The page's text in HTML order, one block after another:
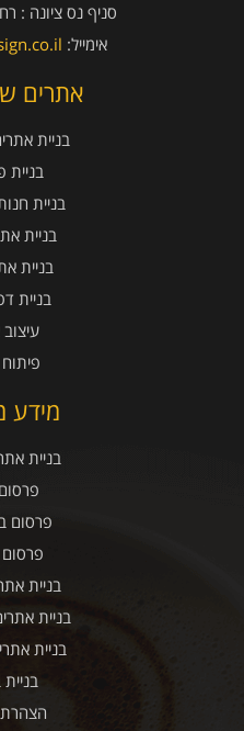
סניף נס ציונה : רח'
אימייל:
אתרים
בניית
בניית
בניית
בניית
בניית
בניית
מידע
בניית
פרסום
פרסום
בניית
בניית
בניית
בניית
הצהרת